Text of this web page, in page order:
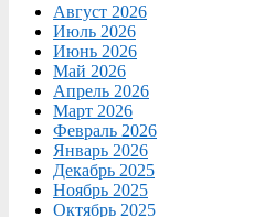
Август 2026
Июль 2026
Июнь 2026
Май 2026
Апрель 2026
Март 2026
Февраль 2026
Январь 2026
Декабрь 2025
Ноябрь 2025
Октябрь 2025